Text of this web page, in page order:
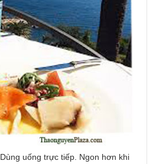
Dùng uống trực tiếp. Ngon hơn khi